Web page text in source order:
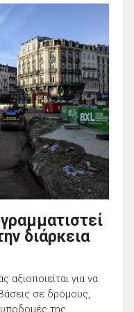
διάρκεια
για να
σε δρόμους,
της